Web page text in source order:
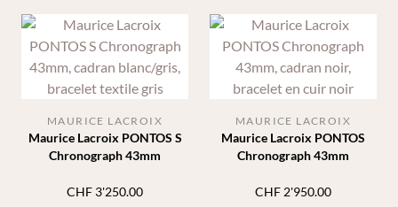
Maurice Lacroix PONTOS S
Chronograph 43mm
MAURICE LACROIX
CHF 3'250.00
Maurice Lacroix PONTOS
Chronograph 43mm
MAURICE LACROIX
CHF 2'950.00